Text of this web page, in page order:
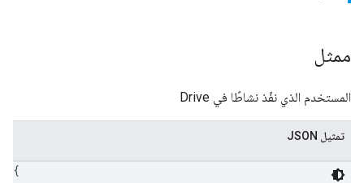
ممثل
المستخدم الذي نفّذ نشاطًا في Drive
تمثيل JSON
{